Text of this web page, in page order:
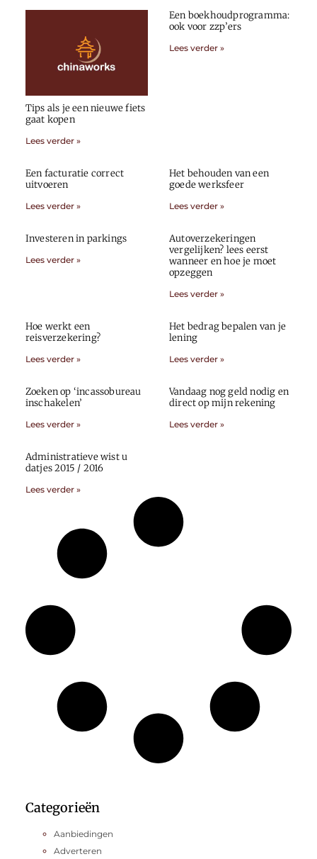
Categorieën
Aanbiedingen
Adverteren
Tips als je een nieuwe fiets
gaat kopen
Lees verder »
Een boekhoudprogramma:
ook voor zzp’ers
Lees verder »
Een facturatie correct
uitvoeren
Lees verder »
Het behouden van een
goede werksfeer
Lees verder »
Investeren in parkings
Lees verder »
Autoverzekeringen
vergelijken? lees eerst
wanneer en hoe je moet
opzeggen
Lees verder »
Hoe werkt een
reisverzekering?
Lees verder »
Het bedrag bepalen van je
lening
Lees verder »
Zoeken op ‘incassobureau
inschakelen’
Lees verder »
Vandaag nog geld nodig en
direct op mijn rekening
Lees verder »
Administratieve wist u
datjes 2015 / 2016
Lees verder »